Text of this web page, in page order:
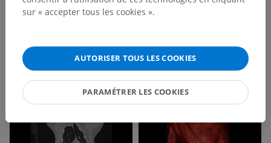
sur « accepter tous les cookies ».
AUTORISER TOUS LES COOKIES
PARAMÉTRER LES COOKIES